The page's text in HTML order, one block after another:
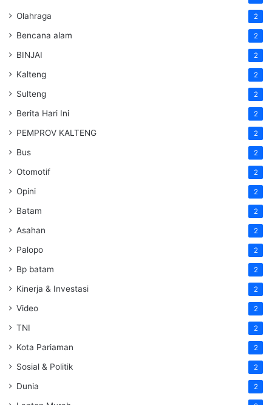
Olahraga 2
Bencana alam 2
BINJAI 2
Kalteng 2
Sulteng 2
Berita Hari Ini 2
PEMPROV KALTENG 2
Bus 2
Otomotif 2
Opini 2
Batam 2
Asahan 2
Palopo 2
Bp batam 2
Kinerja & Investasi 2
Video 2
TNI 2
Kota Pariaman 2
Sosial & Politik 2
Dunia 2